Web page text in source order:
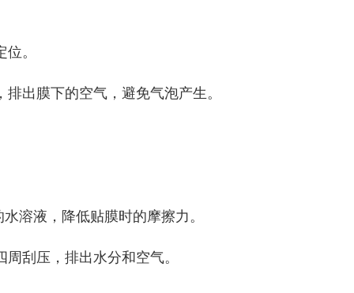
。
出膜下的空气，避免气泡产生。
溶液，降低贴膜时的摩擦力。
刮压，排出水分和空气。